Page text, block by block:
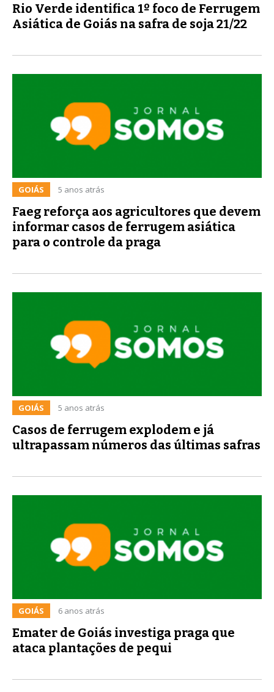
Rio Verde identifica 1º foco de Ferrugem
Asiática de Goiás na safra de soja 21/22
GOIÁS 5 anos atrás
Faeg reforça aos agricultores que devem
informar casos de ferrugem asiática
para o controle da praga
GOIÁS 5 anos atrás
Casos de ferrugem explodem e já
ultrapassam números das últimas safras
GOIÁS 6 anos atrás
Emater de Goiás investiga praga que
ataca plantações de pequi